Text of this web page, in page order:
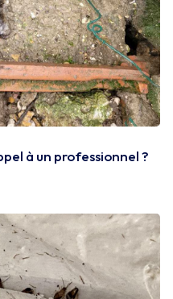
à un professionnel ?